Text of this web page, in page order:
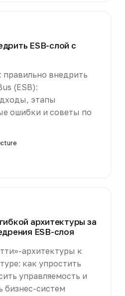
ESB-слой с
правильно внедрить
(ESB):
этапы
ошибки и советы по
архитектуры за
ESB-слоя
архитектуры к
как упростить
управляемость и
бизнес-систем